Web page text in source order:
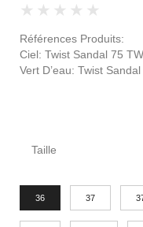
★ ★ ★ ★ ★
Références Produits:
Ciel: Twist Sandal 75
Vert D’eau: Twist
Taille
36 37